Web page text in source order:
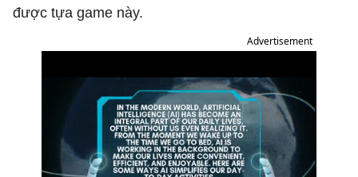
được tựa game này.
Advertisement